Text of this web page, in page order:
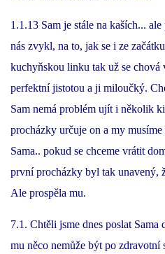
PÉČE O FRETKU
VÝCHOVA FRETKY
CESTOVÁNÍ S FRETKOU
1.1.13 Sam je stále na kaších...
nás zvykl, na to, jak se i ze
kuchyňskou linku tak už se chová
perfektní jistotou a ji miloučký.
Sam nemá problém ujít i několik
procházky určuje on a my
Sama.. pokud se chceme vrátit
první procházky byl tak unavený,
Ale prospěla mu.
7.1. Chtěli jsme dnes poslat
mu něco nemůže být po zdravotní